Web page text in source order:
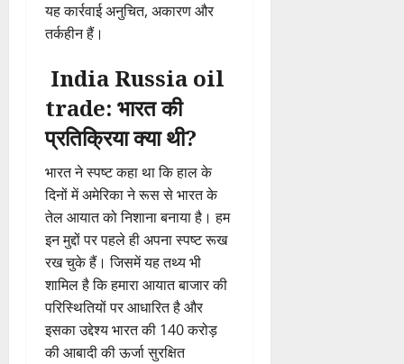
यह कार्रवाई अनुचित, अकारण और
तर्कहीन हैं।
India Russia oil
trade: भारत की
प्रतिक्रिया क्या थी?
भारत ने स्पष्ट कहा था कि हाल के
दिनों में अमेरिका ने रूस से भारत के
तेल आयात को निशाना बनाया है। हम
इन मुद्दों पर पहले ही अपना स्पष्ट रूख
रख चुके हैं। जिसमें यह तथ्य भी
शामिल है कि हमारा आयात बाजार की
परिस्थितियों पर आधारित है और
इसका उद्देश्य भारत की 140 करोड़
की आबादी की ऊर्जा सुरक्षित